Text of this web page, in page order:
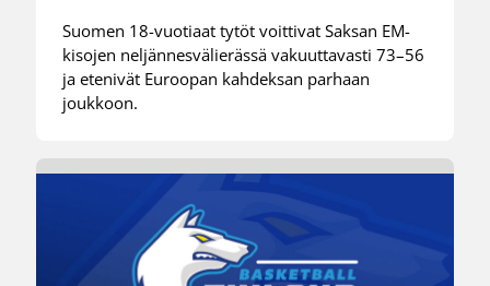
Suomen 18-vuotiaat tytöt voittivat Saksan EM-
kisojen neljännesvälierässä vakuuttavasti 73–56
ja etenivät Euroopan kahdeksan parhaan
joukkoon.